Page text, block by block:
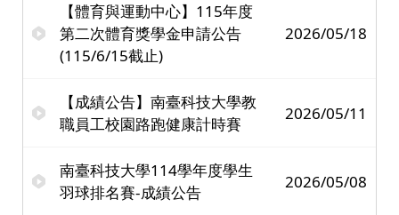
【體育與運動中心】115年度
第二次體育獎學金申請公告
(115/6/15截止)
2026/05/18
【成績公告】南臺科技大學教
職員工校園路跑健康計時賽
2026/05/11
南臺科技大學114學年度學生
羽球排名賽-成績公告
2026/05/08